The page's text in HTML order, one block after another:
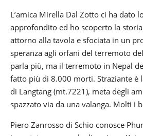
S
I
,
T
A
L
A
N
H
E
L’amica Mirella Dal Zotto ci ha dato
approfondito ed ho scoperto la
attorno alla tavola e sfociata in un
speranza agli orfani del terremoto
parla più, ma il terremoto in Nepal
fatto più di 8.000 morti. Straziante è
di Langtang (mt.7221), meta degli
spazzato via da una valanga. Molti i
Piero Zanrosso di Schio conosce